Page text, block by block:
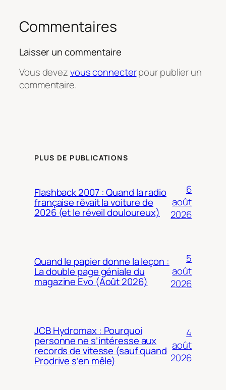
Commentaires
Laisser un commentaire
Vous devezvous connecterpour publier un
commentaire.
PLUS DE PUBLICATIONS
Flashback 2007 : Quand la radio
française rêvait la voiture de
2026 (et le réveil douloureux)
6
août
2026
Quand le papier donne la leçon :
La double page géniale du
magazine Evo (Août 2026)
5
août
2026
JCB Hydromax : Pourquoi
personne ne s’intéresse aux
records de vitesse (sauf quand
Prodrive s’en mêle)
4
août
2026